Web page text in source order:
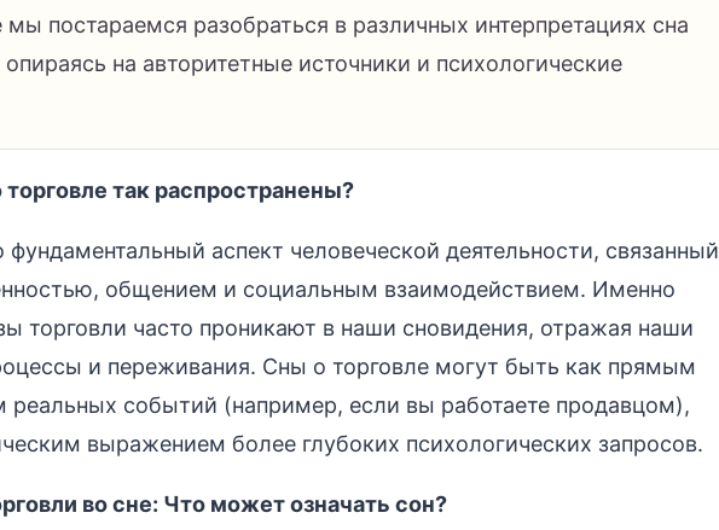
мы постараемся разобраться в различных интерпретациях сна
опираясь на авторитетные источники и психологические
так распространены?
фундаментальный аспект человеческой деятельности, связанный
общением и социальным взаимодействием. Именно
торговли часто проникают в наши сновидения, отражая наши
и переживания. Сны о торговле могут быть как прямым
реальных событий (например, если вы работаете продавцом),
выражением более глубоких психологических запросов.
во сне: Что может означать сон?